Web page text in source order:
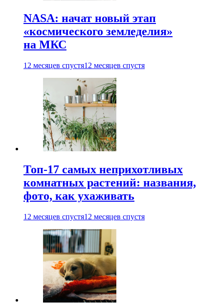
NASA: начат новый этап
«космического земледелия»
на МКС
12 месяцев спустя12 месяцев спустя
Топ-17 самых неприхотливых
комнатных растений: названия,
фото, как ухаживать
12 месяцев спустя12 месяцев спустя